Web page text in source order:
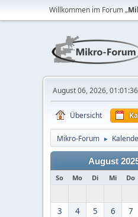
Willkommen im Forum „
August 06, 2026,
Übersicht
Mikro-Forum ►
August
So Mo Di Mi Do
3
4 5 6 7